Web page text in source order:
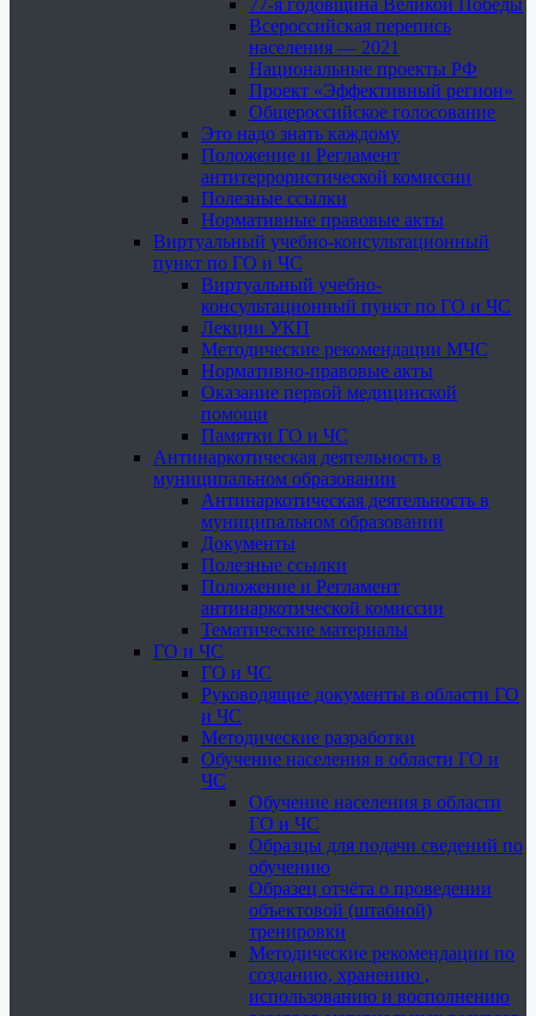
77-я годовщина Великой Победы
Всероссийская перепись
населения — 2021
Национальные проекты РФ
Проект «Эффективный регион»
Общероссийское голосование
Это надо знать каждому
Положение и Регламент
антитеррористической комиссии
Полезные ссылки
Нормативные правовые акты
Виртуальный учебно-консультационный
пункт по ГО и ЧС
Виртуальный учебно-
консультационный пункт по ГО и ЧС
Лекции УКП
Методические рекомендации МЧС
Нормативно-правовые акты
Оказание первой медицинской
помощи
Памятки ГО и ЧС
Антинаркотическая деятельность в
муниципальном образовании
Антинаркотическая деятельность в
муниципальном образовании
Документы
Полезные ссылки
Положение и Регламент
антинаркотической комиссии
Тематические материалы
ГО и ЧС
ГО и ЧС
Руководящие документы в области ГО
и ЧС
Методические разработки
Обучение населения в области ГО и
ЧС
Обучение населения в области
ГО и ЧС
Образцы для подачи сведений по
обучению
Образец отчёта о проведении
объектовой (штабной)
тренировки
Методические рекомендации по
созданию, хранению ,
использованию и восполнению